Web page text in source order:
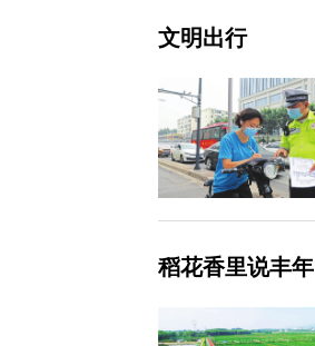
文明出行
稻花香里说丰年